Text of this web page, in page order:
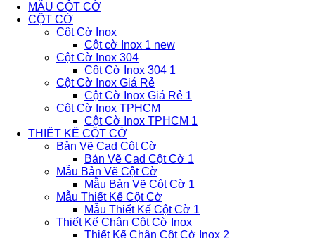
MẪU CỘT CỜ
CỘT CỜ
Cột Cờ Inox
Cột cờ Inox 1 new
Cột Cờ Inox 304
Cột Cờ Inox 304 1
Cột Cờ Inox Giá Rẻ
Cột Cờ Inox Giá Rẻ 1
Cột Cờ Inox TPHCM
Cột Cờ Inox TPHCM 1
THIẾT KẾ CỘT CỜ
Bản Vẽ Cad Cột Cờ
Bản Vẽ Cad Cột Cờ 1
Mẫu Bản Vẽ Cột Cờ
Mẫu Bản Vẽ Cột Cờ 1
Mẫu Thiết Kế Cột Cờ
Mẫu Thiết Kế Cột Cờ 1
Thiết Kế Chân Cột Cờ Inox
Thiết Kế Chân Cột Cờ Inox 2